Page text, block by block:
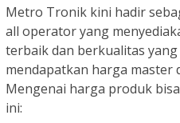
Metro Tronik kini hadir
all operator yang
terbaik dan berkualitas yang
mendapatkan harga master
Mengenai harga produk
ini: